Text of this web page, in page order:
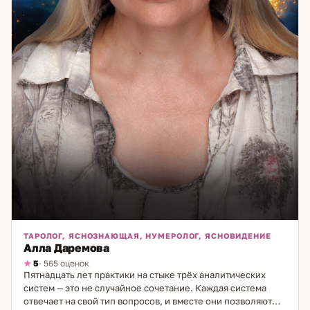
ТАРОЛОГ, ЯСНОЗНАЮЩАЯ, НУМЕРОЛОГ, ЯСНОВИДЕНИЕ
Алла Даремова
5· 565 оценок
Пятнадцать лет практики на стыке трёх аналитических
систем — это не случайное сочетание. Каждая система
отвечает на свой тип вопросов, и вместе они позволяют